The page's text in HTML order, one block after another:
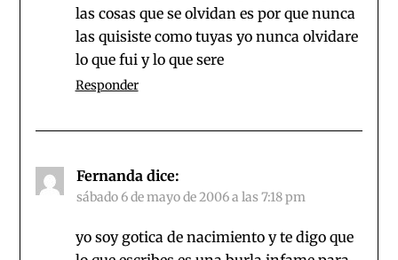
las cosas que se olvidan es por que nunca
las quisiste como tuyas yo nunca olvidare
lo que fui y lo que sere
Responder
Fernanda dice:
sábado 6 de mayo de 2006 a las 7:18 pm
yo soy gotica de nacimiento y te digo que